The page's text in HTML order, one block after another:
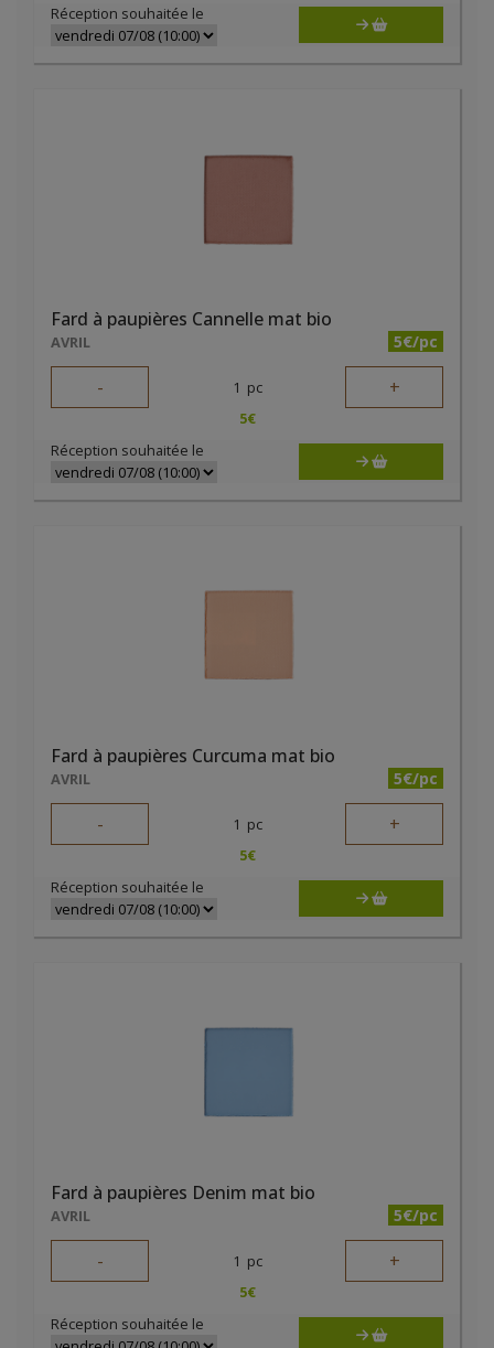
Réception souhaitée le
Fard à paupières Cannelle mat bio
AVRIL 5€/pc
- 1 pc +
5€
Réception souhaitée le
Fard à paupières Curcuma mat bio
AVRIL 5€/pc
- 1 pc +
5€
Réception souhaitée le
Fard à paupières Denim mat bio
AVRIL 5€/pc
- 1 pc +
5€
Réception souhaitée le